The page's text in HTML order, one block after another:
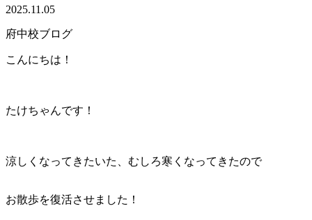
2025.11.05
府中校ブログ
こんにちは！
たけちゃんです！
涼しくなってきたいた、むしろ寒くなってきたので
お散歩を復活させました！